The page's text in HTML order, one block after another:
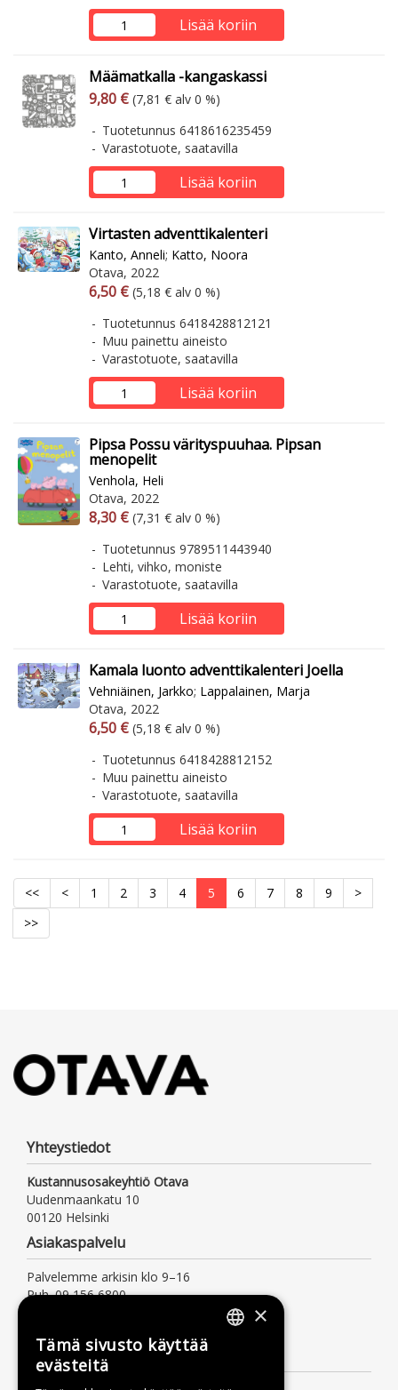
Lisää koriin
Määmatkalla -kangaskassi
Arvonlisäverollinen hinta
9,80 € Arvonlisäveroton hinta
(7,81 € alv 0 %)
Tuotetunnus 6418616235459
Varastotuote, saatavilla
Lisää koriin
Virtasten adventtikalenteri
Kanto, Anneli; Katto, Noora
Otava, 2022
Arvonlisäverollinen hinta
6,50 € Arvonlisäveroton hinta
(5,18 € alv 0 %)
Tuotetunnus 6418428812121
Muu painettu aineisto
Varastotuote, saatavilla
Lisää koriin
Pipsa Possu värityspuuhaa. Pipsan
menopelit
Venhola, Heli
Otava, 2022
Arvonlisäverollinen hinta
8,30 € Arvonlisäveroton hinta
(7,31 € alv 0 %)
Tuotetunnus 9789511443940
Lehti, vihko, moniste
Varastotuote, saatavilla
Lisää koriin
Kamala luonto adventtikalenteri Joella
Vehniäinen, Jarkko; Lappalainen, Marja
Otava, 2022
Arvonlisäverollinen hinta
6,50 € Arvonlisäveroton hinta
(5,18 € alv 0 %)
Tuotetunnus 6418428812152
Muu painettu aineisto
Varastotuote, saatavilla
Lisää koriin
<< < 1 2 3 4 5 6 7 8 9
>
>>
Yhteystiedot
Kustannusosakeyhtiö Otava
Uudenmaankatu 10
00120 Helsinki
Asiakaspalvelu
Palvelemme arkisin klo 9–16
Puh. 09 156 6800
Lisätietoa
×
Tämä sivusto käyttää
evästeitä